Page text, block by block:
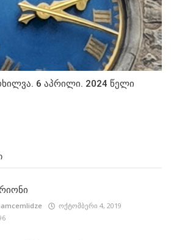
6 აპრილი. 2024 წელი
ოქტომბერი 4, 2019